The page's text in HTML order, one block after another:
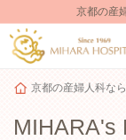
京都の産
京都の産婦人科な
MIHARA's